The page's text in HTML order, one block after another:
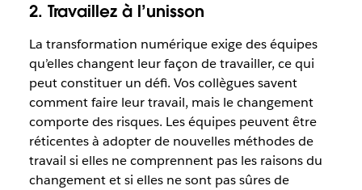
2. Travaillez à l’unisson
La transformation numérique exige des équipes
qu’elles changent leur façon de travailler, ce qui
peut constituer un défi. Vos collègues savent
comment faire leur travail, mais le changement
comporte des risques. Les équipes peuvent être
réticentes à adopter de nouvelles méthodes de
travail si elles ne comprennent pas les raisons du
changement et si elles ne sont pas sûres de